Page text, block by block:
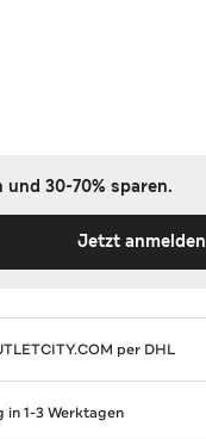
30-70% sparen.
Jetzt anmelden
per DHL
in 1-3 Werktagen